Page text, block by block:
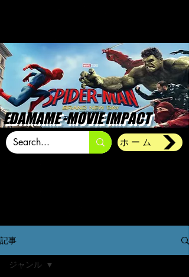
EDAMAME -MOVIE IMPACT
ホーム
記事
ジャンル